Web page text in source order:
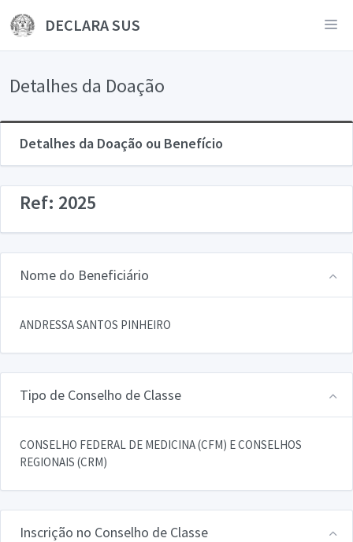
DECLARA SUS
Detalhes da Doação
Detalhes da Doação ou Benefício
Ref: 2025
Nome do Beneficiário
ANDRESSA SANTOS PINHEIRO
Tipo de Conselho de Classe
CONSELHO FEDERAL DE MEDICINA (CFM) E CONSELHOS
REGIONAIS (CRM)
Inscrição no Conselho de Classe